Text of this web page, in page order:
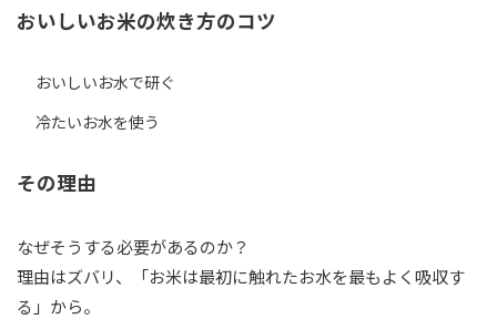
おいしいお米の炊き方のコツ
おいしいお水で研ぐ
冷たいお水を使う
その理由
なぜそうする必要があるのか？
理由はズバリ、「お米は最初に触れたお水を最もよく吸収す
る」から。